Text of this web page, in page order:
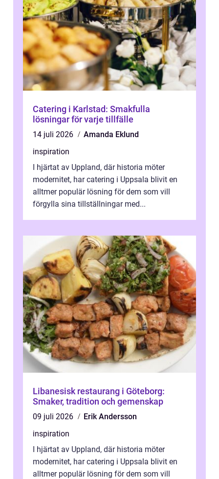
Catering i Karlstad: Smakfulla
lösningar för varje tillfälle
14 juli 2026
Amanda Eklund
inspiration
I hjärtat av Uppland, där historia möter
modernitet, har catering i Uppsala blivit en
alltmer populär lösning för dem som vill
förgylla sina tillställningar med...
Libanesisk restaurang i Göteborg:
Smaker, tradition och gemenskap
09 juli 2026
Erik Andersson
inspiration
I hjärtat av Uppland, där historia möter
modernitet, har catering i Uppsala blivit en
alltmer populär lösning för dem som vill